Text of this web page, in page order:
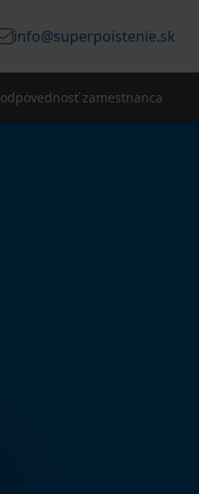
info@superpoistenie.sk
zamestnanca